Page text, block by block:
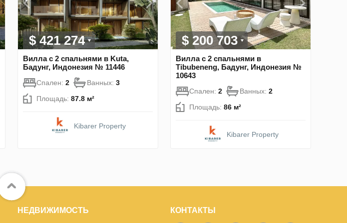
$ 421 274
Вилла с 2 спальнями в Kuta,
Бадунг, Индонезия № 11446
Спален: 2 Ванных: 3
Площадь: 87.8 м²
Kibarer Property
$ 200 703
Вилла с 2 спальнями в
Tibubeneng, Бадунг, Индонезия №
10643
Спален: 2 Ванных: 2
Площадь: 86 м²
Kibarer Property
НЕДВИЖИМОСТЬ КОНТАКТЫ